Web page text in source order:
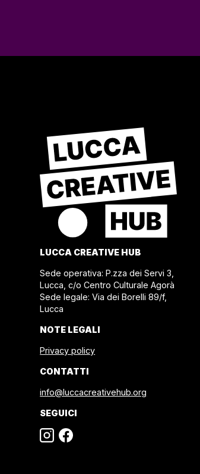
LUCCA CREATIVE HUB
Sede operativa: P.zza dei Servi 3,
Lucca, c/o Centro Culturale Agorà
Sede legale: Via dei Borelli 89/f,
Lucca
NOTE LEGALI
Privacy policy
CONTATTI
info@luccacreativehub.org
SEGUICI